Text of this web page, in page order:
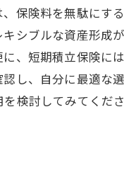
保険料を無駄にす
シブルな資産形成
、短期積立保険に
し、自分に最適な
検討してみてくださ